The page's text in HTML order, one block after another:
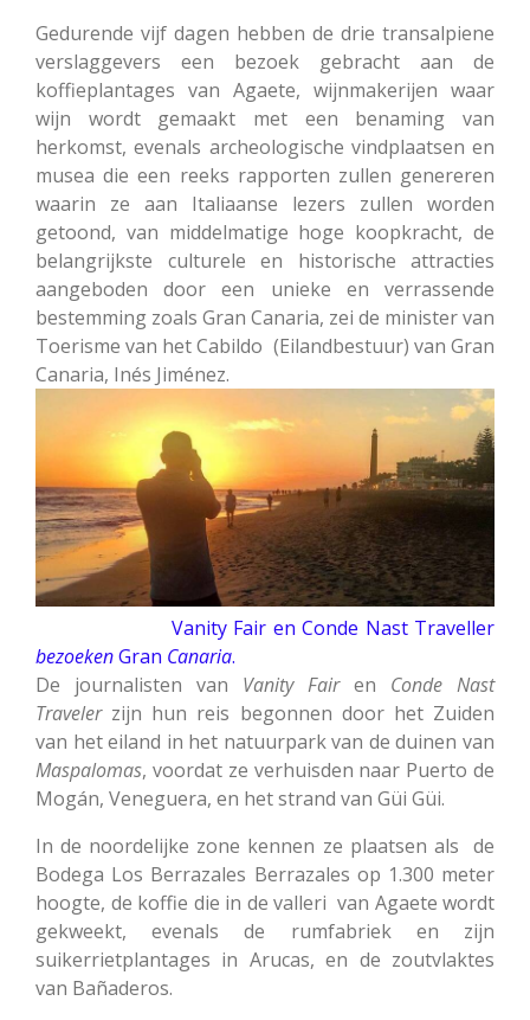
Gedurende vijf dagen hebben de drie transalpiene
verslaggevers een bezoek gebracht aan de
koffieplantages van Agaete, wijnmakerijen waar
wijn wordt gemaakt met een benaming van
herkomst, evenals archeologische vindplaatsen en
musea die een reeks rapporten zullen genereren
waarin ze aan Italiaanse lezers zullen worden
getoond, van middelmatige hoge koopkracht, de
belangrijkste culturele en historische attracties
aangeboden door een unieke en verrassende
bestemming zoals Gran Canaria, zei de minister van
Toerisme van het Cabildo (Eilandbestuur) van Gran
Canaria, Inés Jiménez.
Vanity Fair en Conde Nast Traveller
bezoekenGran Canaria.
De journalisten van Vanity Fairen Conde Nast
Travelerzijn hun reis begonnen door het Zuiden
van het eiland in het natuurpark van de duinen van
Maspalomas, voordat ze verhuisden naar Puerto de
Mogán, Veneguera, en het strand van Güi Güi.
In de noordelijke zone kennen ze plaatsen als de
Bodega Los Berrazales Berrazales op 1.300 meter
hoogte, de koffie die in de valleri van Agaete wordt
gekweekt, evenals de rumfabriek en zijn
suikerrietplantages in Arucas, en de zoutvlaktes
van Bañaderos.